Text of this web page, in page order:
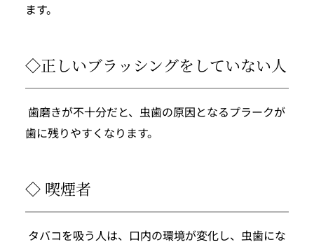
ます。
◇正しいブラッシングをしていない人
歯に残りやすくなります。
◇ 喫煙者